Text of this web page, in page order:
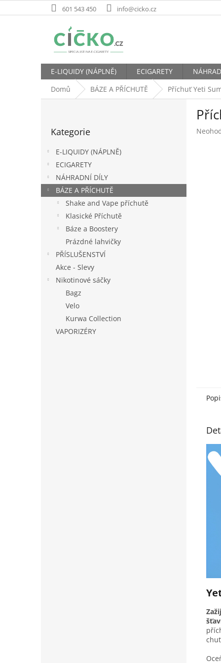
na
601 543 450 info@cicko.cz
E-LIQUIDY (NÁPLNĚ) ECIGARETY
Domů
BÁZE A PŘÍCHUTĚ Příchuť Yeti
kategorie
Kategorie
E-LIQUIDY (NÁPLNĚ)
ECIGARETY
NÁHRADNÍ DÍLY
BÁZE A PŘÍCHUTĚ
Shake and Vape příchutě
Klasické Příchutě
Báze a Boostery
Prázdné lahvičky
PŘÍSLUŠENSTVÍ
Akce - Slevy
Nikotinové sáčky
Bagz
Velo
Kurwa Collection
VAPORIZÉRY